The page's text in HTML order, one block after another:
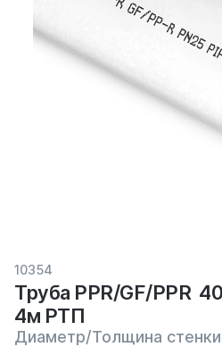
10354
Труба PPR/GF/PPR
4м РТП
Диаметр/Толщина